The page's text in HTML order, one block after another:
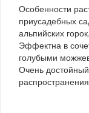
Особенности
приусадебных
альпийских горок.
Эффектна в
голубыми
Очень